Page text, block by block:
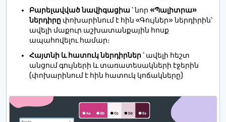
Բարելավված նավիգացիա ՝ նոր «Պալիտրա»
ներդիրը փոխարինում է հին «Գույներ» ներդիրին՝
ավելի մաքուր աշխատանքային հոսք
ապահովելու համար։
Հայտնի և հատուկ ներդիրներ՝ ավելի հեշտ
անցում գույների և տառատեսակների էջերին
(փոխարինում է հին հատուկ կոճակները)